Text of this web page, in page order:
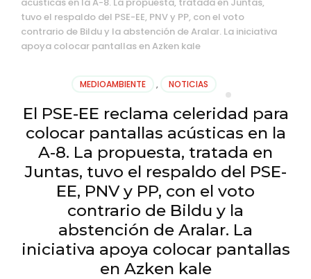
tuvo el respaldo del PSE-EE, PNV y PP, con el voto
contrario de Bildu y la abstención de Aralar. La iniciativa
apoya colocar pantallas en Azken kale
MEDIOAMBIENTE , NOTICIAS
El PSE-EE reclama celeridad para
colocar pantallas acústicas en la
A-8. La propuesta, tratada en
Juntas, tuvo el respaldo del PSE-
EE, PNV y PP, con el voto
contrario de Bildu y la
abstención de Aralar. La
iniciativa apoya colocar pantallas
en Azken kale